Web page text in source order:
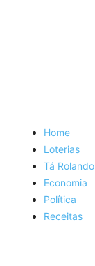
Home
Loterias
Tá Rolando
Economia
Política
Receitas